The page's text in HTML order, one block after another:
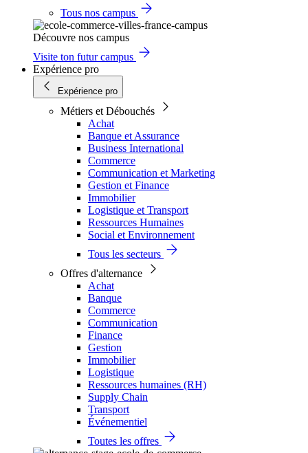
Tous nos campus
Découvre nos campus
Visite ton futur campus
Expérience pro
Expérience pro
Métiers et Débouchés
Achat
Banque et Assurance
Business International
Commerce
Communication et Marketing
Gestion et Finance
Immobilier
Logistique et Transport
Ressources Humaines
Social et Environnement
Tous les secteurs
Offres d'alternance
Achat
Banque
Commerce
Communication
Finance
Gestion
Immobilier
Logistique
Ressources humaines (RH)
Supply Chain
Transport
Événementiel
Toutes les offres